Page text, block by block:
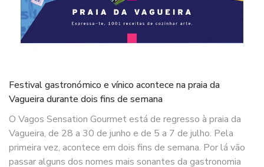
Festival gastronómico e vínico acontece na praia da
Vagueira durante dois fins de semana
O Vagos Sensation Gourmet está de regresso à praia da
Vagueira, de 28 a 30 de junho e de 5 a 7 de julho. Pela
primeira vez, acontece em dois fins de semana. Por lá vão
passar alguns dos nomes mais sonantes da gastronomia